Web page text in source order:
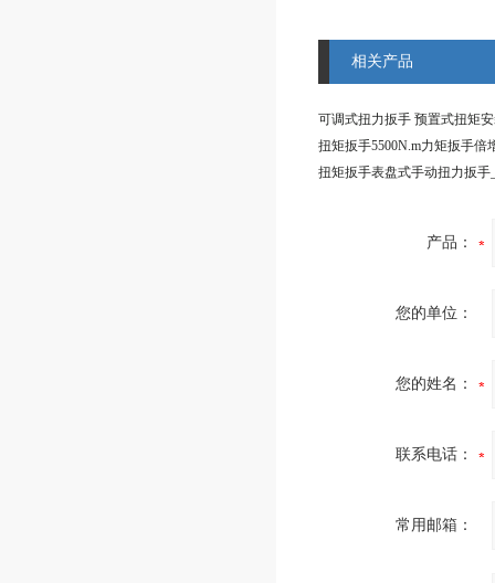
相关产品
产品：
您的单位：
您的姓名：
联系电话：
常用邮箱：